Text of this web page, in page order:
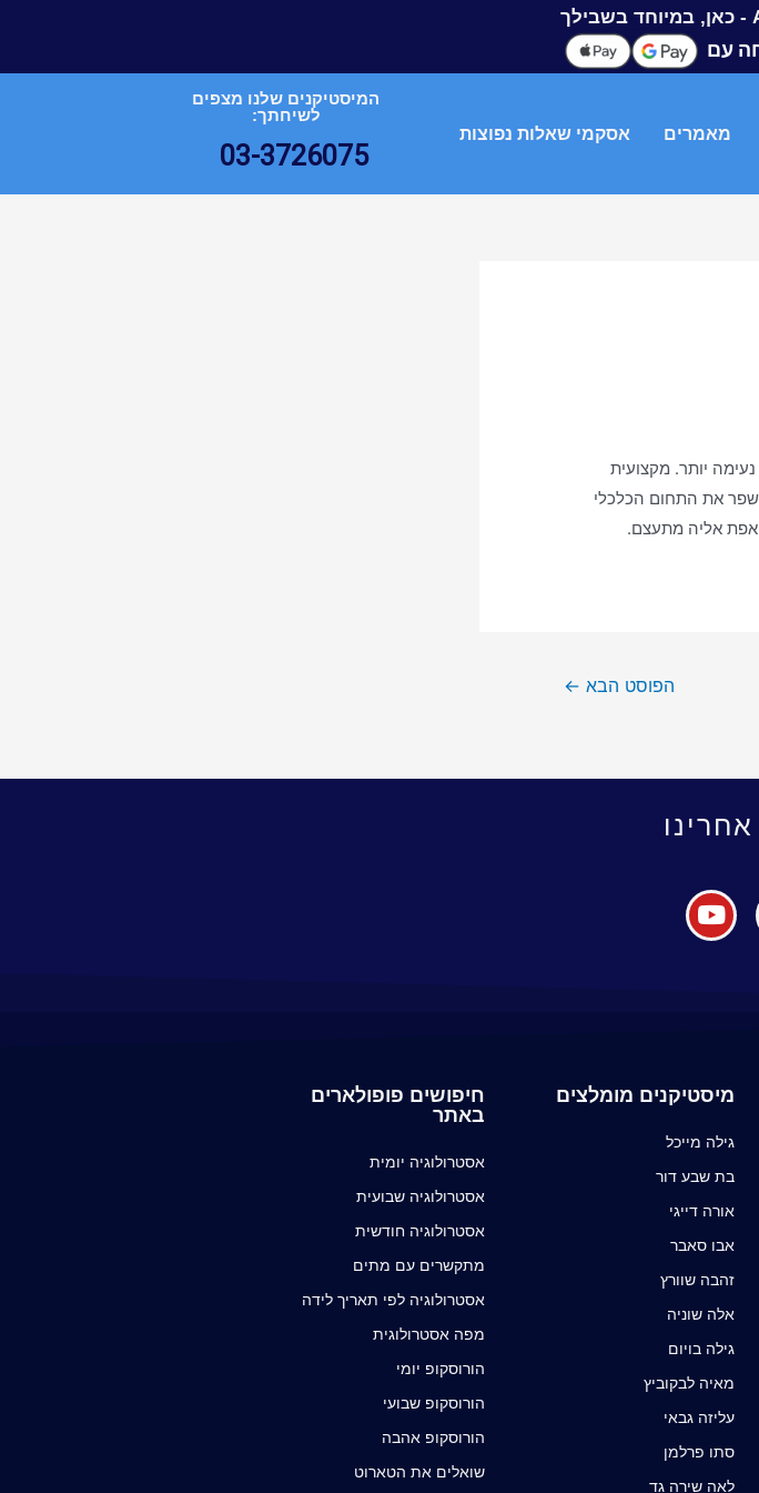
עם
מאמרים אסקמי שאלות נפוצות
המיסטיקנים שלנו מצפים
לשיחתך:
03-3726075
יותר. מקצועית
את התחום הכלכלי
אליה מתעצם.
הפוסט הבא ←
מיסטיקנים מומלצים
גילה מייכל
בת שבע דור
אורה דייגי
אבו סאבר
זהבה שוורץ
אלה שוניה
גילה בויום
מאיה לבקוביץ
עליזה גבאי
סתו פרלמן
לאה שירה גד
חיפושים פופולארים
באתר
אסטרולוגיה יומית
אסטרולוגיה שבועית
אסטרולוגיה חודשית
מתקשרים עם מתים
אסטרולוגיה לפי תאריך לידה
מפה אסטרולוגית
הורוסקופ יומי
הורוסקופ שבועי
הורוסקופ אהבה
שואלים את הטארוט